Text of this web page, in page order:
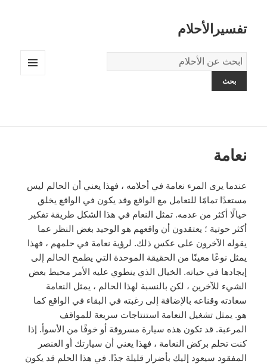
تفسيرالأحلام
قاموس
الاحلام:
نعامة
عندما يرى المرء نعامة في أحلامه ، فهذا يعني أن الحالم ليس
مستعدًا تمامًا للتعامل مع الواقع وقد يكون في الواقع يخلق
خيالًا أكثر من عدمه. تمثل النعام في هذا الشكل طريقة تفكير
أكثر حوتية ؛ يعتقدون أن واقعهم هو الوحيد بغض النظر عما
يقوله الآخرون على عكس ذلك. لرؤية نعامة في حلمهم ، فهذا
يمثل نوعًا معينًا من الحقيقة الموحدة التي يطمح الحالم إلى
إيجادها في حياته. الخيال الذي ينطوي عليه الأمر محبط بعض
الشيء للآخرين ، لكن بالنسبة لهذا الحالم ، يمثل النعامة
سعادته وقناعه بالإضافة إلى رغبته في البقاء في الواقع كما
هو. يمثل تشغيل النعامة استنتاجات سريعة للمواقف
المرعبة. قد تكون هذه سيارة مسروقة أو خوفًا من الأسوأ. إذا
كنت تحلم بركض النعامة ، فهذا يعني أن سيارتك أو العنصر
المفقود سيعود إليك بأضرار قليلة جدًا. في هذا الحلم قد يكون